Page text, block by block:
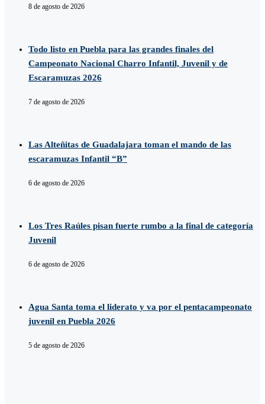
8 de agosto de 2026
Todo listo en Puebla para las grandes finales del
Campeonato Nacional Charro Infantil, Juvenil y de
Escaramuzas 2026
7 de agosto de 2026
Las Alteñitas de Guadalajara toman el mando de las
escaramuzas Infantil “B”
6 de agosto de 2026
Los Tres Raúles pisan fuerte rumbo a la final de categoría
Juvenil
6 de agosto de 2026
Agua Santa toma el liderato y va por el pentacampeonato
juvenil en Puebla 2026
5 de agosto de 2026